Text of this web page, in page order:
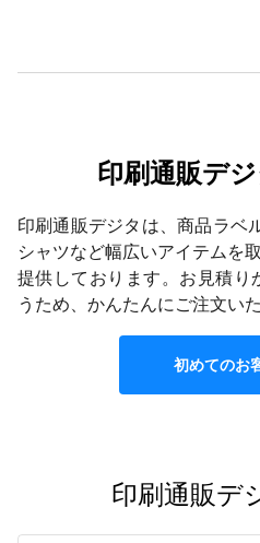
印刷通販デ
印刷通販デジタは、商品ラベ
シャツなど幅広いアイテムを
提供しております。お見積り
うため、かんたんにご注文い
初めてのお
印刷通販デ